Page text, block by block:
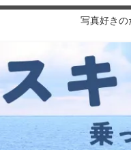
写真好きの